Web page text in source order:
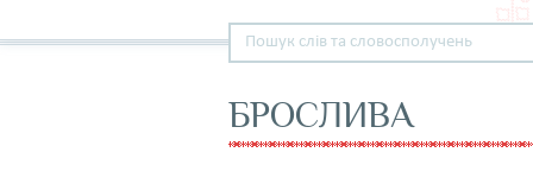
БРОСЛИВА